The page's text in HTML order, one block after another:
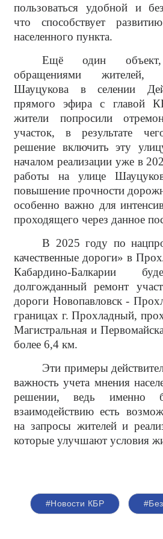
пользоваться удобной и
что способствует
населенного пункта.
Ещё один
обращениями жителей,
Шауцукова в селении
прямого эфира с главой
жители попросили
участок, в результате
решение включить эту
началом реализации уже в
работы на улице
повышение прочности
особенно важно для
проходящего через данное
В 2025 году по
качественные дороги» в
Кабардино-Балкарии
долгожданный ремонт
дороги Новопавловск -
границах г. Прохладный,
Магистральная и
более 6,4 км.
Эти примеры
важность учета мнения
решении, ведь именно
взаимодействию есть
на запросы жителей и
которые улучшают условия
#Новости КБР